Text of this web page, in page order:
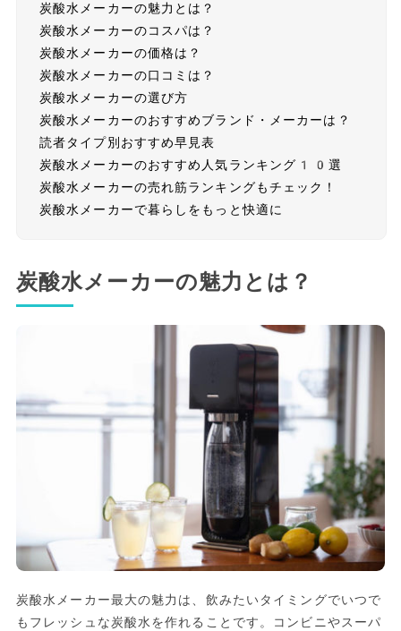
炭酸水メーカーの魅力とは？
炭酸水メーカーのコスパは？
炭酸水メーカーの価格は？
炭酸水メーカーの口コミは？
炭酸水メーカーの選び方
炭酸水メーカーのおすすめブランド・メーカーは？
読者タイプ別おすすめ早見表
炭酸水メーカーのおすすめ人気ランキング10選
炭酸水メーカーの売れ筋ランキングもチェック！
炭酸水メーカーで暮らしをもっと快適に
炭酸水メーカーの魅力とは？
炭酸水メーカー最大の魅力は、飲みたいタイミングでいつで
もフレッシュな炭酸水を作れることです。コンビニやスーパ